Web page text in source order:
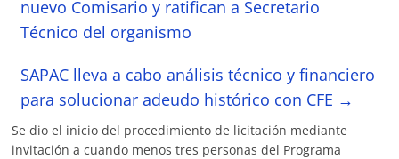
nuevo Comisario y ratifican a Secretario
Técnico del organismo
SAPAC lleva a cabo análisis técnico y financiero
para solucionar adeudo histórico con CFE →
Se dio el inicio del procedimiento de licitación mediante
invitación a cuando menos tres personas del Programa